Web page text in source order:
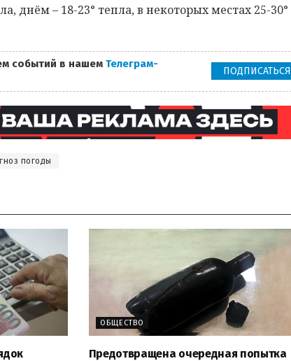
днём – 18-23° тепла, в некоторых местах 25-30°
событий в нашем Телеграм-
ПОДПИСАТЬСЯ
погоды
ОБЩЕСТВО
Предотвращена очередная попытка